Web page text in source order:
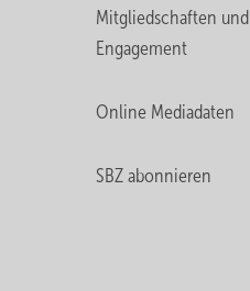
Mitgliedschaften und
Engagement
Online Mediadaten
SBZ abonnieren